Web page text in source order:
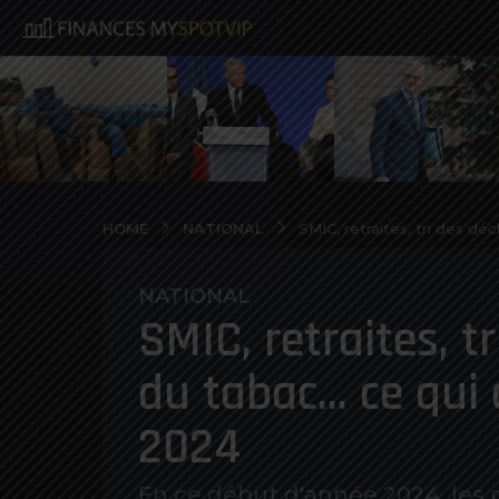
HOME NATIONAL SMIC, retraites, tri des
3
a
n
s
a
g
o
NATIONAL
SMIC, retraites,
du tabac… ce qui
2024